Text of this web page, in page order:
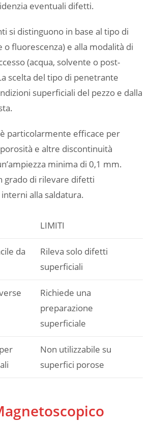
eventuali difetti.
si distinguono in base al tipo di
o fluorescenza) e alla modalità di
(acqua, solvente o post-
scelta del tipo di penetrante
superficiali del pezzo e dalla
particolarmente efficace per
e altre discontinuità
minima di 0,1 mm.
grado di rilevare difetti
alla saldatura.
LIMITI
da
Rileva solo difetti
superficiali
Richiede una
preparazione
superficiale
Non utilizzabile su
superfici porose